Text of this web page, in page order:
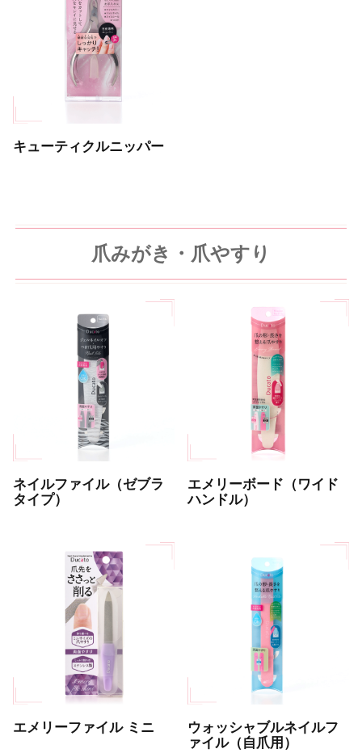
キューティクルニッパー
爪みがき・爪やすり
ネイルファイル（ゼブラ
タイプ）
エメリーボード（ワイド
ハンドル）
エメリーファイル ミニ
ウォッシャブルネイルフ
ァイル（自爪用）